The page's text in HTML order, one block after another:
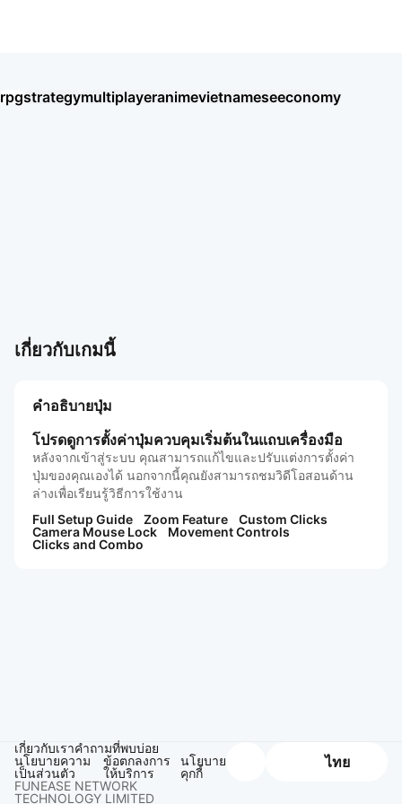
rpgstrategymultiplayeranimevietnameseeconomy
Umamusume: Pretty Derby 盜夢英雄2：幻野
王國之歌（Top Heroes）
BLACK RUSSIA Хроники Хаоса: Альянс Героев
HAIKYU!! FLY HIGH Chiến Tuyến Hướng Dương
Thời Đại Anh Hùng Soul Land: Time Reversed
Seven Knights Re:BIRTH Ragnarok Twilight
เกี่ยวกับเกมนี้
คำอธิบายปุ่ม
โปรดดูการตั้งค่าปุ่มควบคุมเริ่มต้นในแถบเครื่องมือ
หลังจากเข้าสู่ระบบ คุณสามารถแก้ไขและปรับแต่งการตั้งค่า
ปุ่มของคุณเองได้ นอกจากนี้คุณยังสามารถชมวิดีโอสอนด้าน
ล่างเพื่อเรียนรู้วิธีการใช้งาน
Full Setup Guide
Zoom Feature
Custom Clicks
Camera Mouse Lock
Movement Controls
Clicks and Combo
เกี่ยวกับเราคำถามที่พบบ่อย
นโยบายความ
เป็นส่วนตัว
ข้อตกลงการ
ให้บริการ
นโยบาย
คุกกี้
FUNEASE NETWORK
TECHNOLOGY LIMITED
ไทย